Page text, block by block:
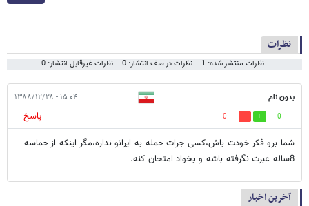
نظرات
نظرات منتشر شده: 1 نظرات در صف انتشار: 0 نظرات غیرقابل انتشار: 0
بدون نام ۱۵:۰۴ - ۱۳۸۸/۱۲/۲۸
0
0
پاسخ
شما برو فکر خودت باش،کسی جرات حمله به ایرانو نداره،مگر اینکه از حماسه
8ساله عبرت نگرفته باشه و بخواد امتحان کنه.
آخرین اخبار